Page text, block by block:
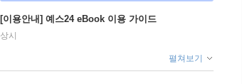
[이용안내] 예스24 eBook 이용 가이드
상시
펼쳐보기